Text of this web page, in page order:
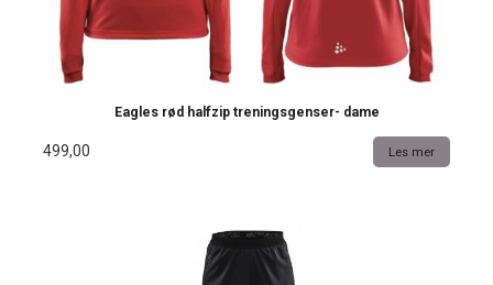
Eagles rød halfzip treningsgenser- dame
499,00 Les mer